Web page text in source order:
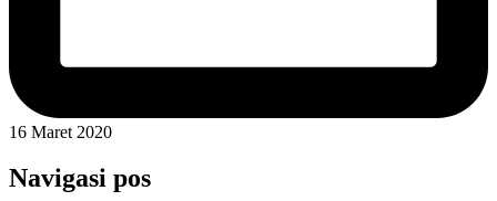
16 Maret 2020
Navigasi pos